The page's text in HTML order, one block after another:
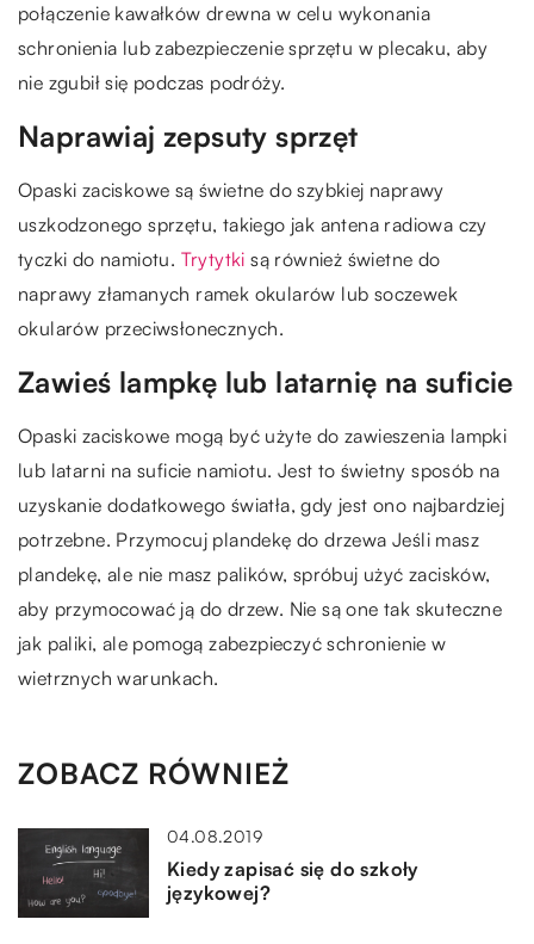
połączenie kawałków drewna w celu wykonania
schronienia lub zabezpieczenie sprzętu w plecaku, aby
nie zgubił się podczas podróży.
Naprawiaj zepsuty sprzęt
Opaski zaciskowe są świetne do szybkiej naprawy
uszkodzonego sprzętu, takiego jak antena radiowa czy
tyczki do namiotu. Trytytki są również świetne do
naprawy złamanych ramek okularów lub soczewek
okularów przeciwsłonecznych.
Zawieś lampkę lub latarnię na suficie
Opaski zaciskowe mogą być użyte do zawieszenia lampki
lub latarni na suficie namiotu. Jest to świetny sposób na
uzyskanie dodatkowego światła, gdy jest ono najbardziej
potrzebne. Przymocuj plandekę do drzewa Jeśli masz
plandekę, ale nie masz palików, spróbuj użyć zacisków,
aby przymocować ją do drzew. Nie są one tak skuteczne
jak paliki, ale pomogą zabezpieczyć schronienie w
wietrznych warunkach.
ZOBACZ RÓWNIEŻ
04.08.2019
Kiedy zapisać się do szkoły
językowej?